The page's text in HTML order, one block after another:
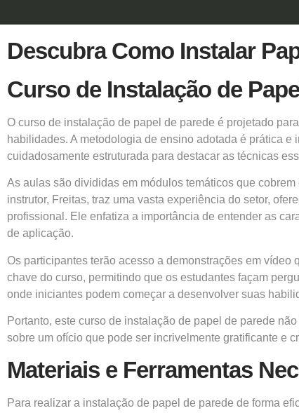
Descubra Como Instalar
Curso de Instalação de
O curso de instalação de papel de parede é projetado
habilidades. A metodologia de ensino adotada é prática
cuidadosamente estruturada para destacar as técnicas
As aulas são divididas em módulos temáticos que
instrutor, Freitas, traz uma vasta experiência do setor,
profissional. Ele enfatiza a importância de entender as
de aplicação.
Os participantes terão acesso a demonstrações em
chave do curso, permitindo que os estudantes façam
onde iniciantes podem começar a desenvolver suas
Portanto, este curso de instalação de papel de parede
sobre um ofício que pode ser incrivelmente gratificante e
Materiais e Ferramentas
Para realizar a instalação de papel de parede de forma